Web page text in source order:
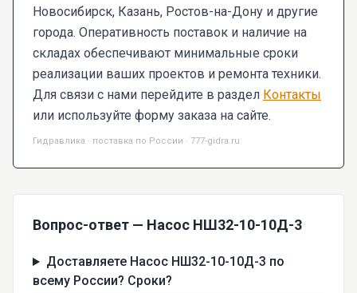
Новосибирск, Казань, Ростов-на-Дону и другие
города. Оперативность поставок и наличие на
складах обеспечивают минимальные сроки
реализации ваших проектов и ремонта техники.
Для связи с нами перейдите в раздел Контакты
или используйте форму заказа на сайте.
Гидравлика · поставка по России · 777-gidra.ru
Вопрос-ответ — Насос НШ32-10-10Д-3
Доставляете Насос НШ32-10-10Д-3 по
всему России? Сроки?